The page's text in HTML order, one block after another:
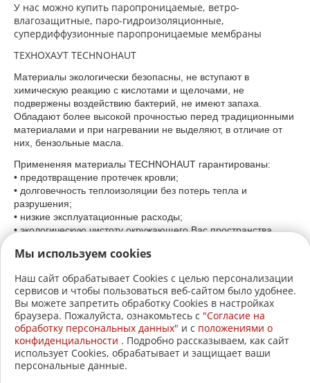
У нас можно купить паропроницаемые, ветро-
влагозащитные, паро-гидроизоляционные,
супердиффузионные паропроницаемые мембраны
ТЕХНОХАУТ TECHNOHAUT
Материалы экологически безопасны, не вступают в
химическую реакцию с кислотами и щелочами, не
подвержены воздействию бактерий, не имеют запаха.
Обладают более высокой прочностью перед традиционными
материалами и при нагревании не выделяют, в отличие от
них, бензольные масла.
Примененяя материалы TECHNOHAUT гарантированы:
• предотвращение протечек кровли;
• долговечность теплоизоляции без потерь тепла и
разрушения;
• низкие эксплуатационные расходы;
• экологическую чистоту окружающего Вас пространства.
+7 (3822)22-17-60
+7 (3822)21-30-30
2005-2026 © АвтоСтройЛавка.
Меню
Мы используем cookies
Наш сайт обрабатывает Cookies с целью персонализации
сервисов и чтобы пользоваться веб-сайтом было удобнее.
Вы можете запретить обработку Cookies в настройках
браузера. Пожалуйста, ознакомьтесь с "Согласие на
обработку персональных данных" и c положениями о
конфиденциальности . Подробно рассказываем, как сайт
использует Cookies, обрабатывает и защищает ваши
персональные данные.